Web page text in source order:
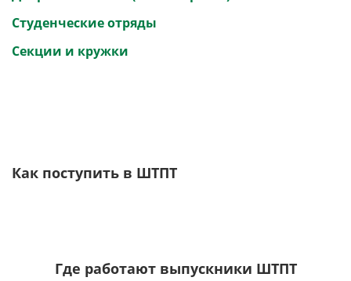
Студенческие отряды
Секции и кружки
Как поступить в ШТПТ
Где работают выпускники ШТПТ